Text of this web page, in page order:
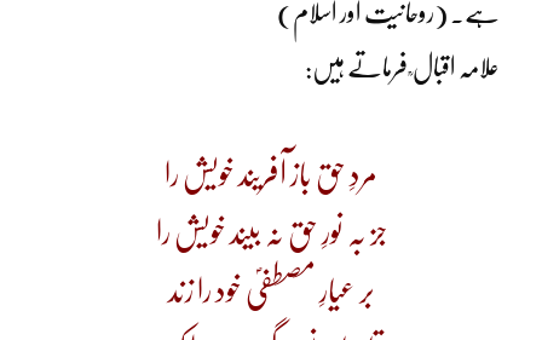
ہے۔ (روحانیت اور اسلام)
علامہ اقبال ؒ فرماتے ہیں:
مردِ حق باز آفریند خویش را
جز بہ نورِ حق نہ بیند خویش را
بر عیارِ مصطفیؐ خود را زند